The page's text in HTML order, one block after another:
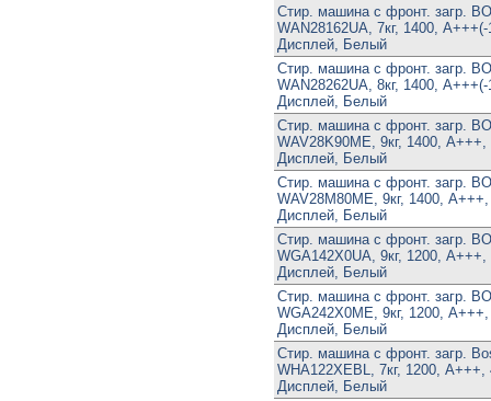
Стир. машина с фронт. загр.
WAN28162UA, 7кг, 1400,
Дисплей, Белый
Стир. машина с фронт. загр.
WAN28262UA, 8кг, 1400,
Дисплей, Белый
Стир. машина с фронт. загр.
WAV28K90ME, 9кг, 1400,
Дисплей, Белый
Стир. машина с фронт. загр.
WAV28M80ME, 9кг, 1400,
Дисплей, Белый
Стир. машина с фронт. загр.
WGA142X0UA, 9кг, 1200,
Дисплей, Белый
Стир. машина с фронт. загр.
WGA242X0ME, 9кг, 1200,
Дисплей, Белый
Стир. машина с фронт. загр.
WHA122XEBL, 7кг, 1200, A+++,
Дисплей, Белый